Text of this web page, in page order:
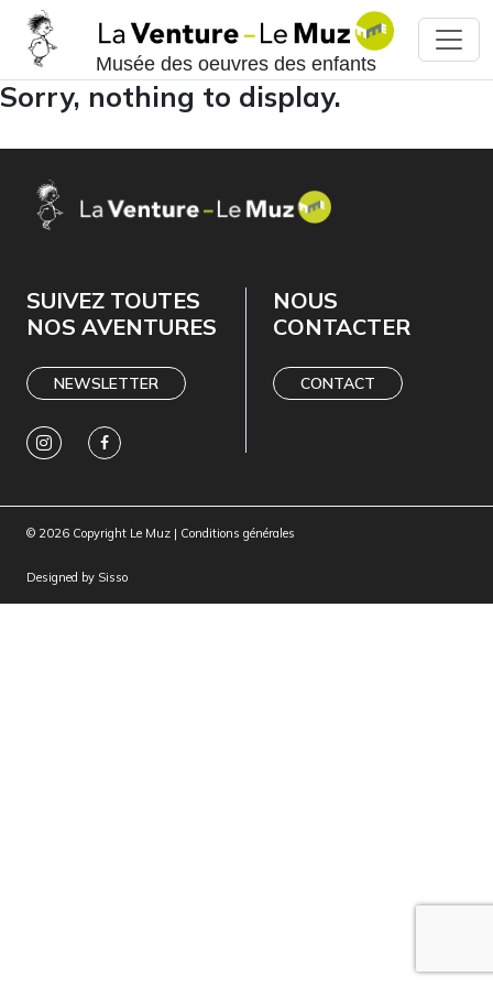
Musée des oeuvres des enfants
Sorry, nothing to display.
SUIVEZ TOUTES
NOS AVENTURES
NEWSLETTER
NOUS
CONTACTER
CONTACT
© 2026 Copyright Le Muz | Conditions générales
Designed by Sisso